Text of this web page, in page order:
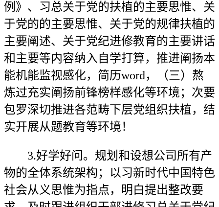
例》、习总关于党的扶植的主要思惟、关
于党的的主要思惟、关于党的规律扶植的
主要阐述、关于党纪进修教育的主要讲话
和主要等内容纳入自学打算，推进阐扬本
能机能监视感化，简历word，（三）熬
炼过充实阐扬前锋榜样感化等环境；次要
包罗深切推进各范畴下层党组织扶植，结
实开展从题教育等环境！
3.好学好问。规划和设想公司所有产
物的全体系统架构；以习新时代中国特色
社会从义思惟为指点，明白提出整改要